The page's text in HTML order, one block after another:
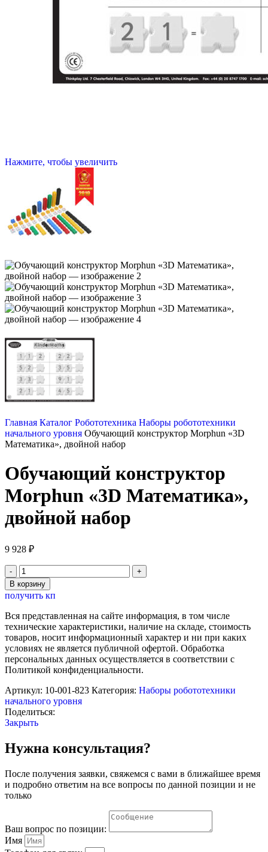
Нажмите, чтобы увеличить
Главная Каталог Робототехника Наборы робототехники
начального уровня Обучающий конструктор Morphun «3D
Математика», двойной набор
Обучающий конструктор
Morphun «3D Математика»,
двойной набор
9 928 ₽
Количество
товара
Обучающий
конструктор
Morphun
«3D
Математика»,
двойной
набор
В корзину
получить кп
Вся представленная на сайте информация, в том числе
технические характеристики, наличие на складе, стоимость
товаров, носит информационный характер и ни при каких
условиях не является публичной офертой. Обработка
персональных данных осуществляется в соответствии с
Политикой конфиденциальности.
Артикул: 10-001-823 Категория: Наборы робототехники
начального уровня
Поделиться:
Закрыть
Нужна консультация?
После получения заявки, свяжемся с вами в ближайшее время
и подробно ответим на все вопросы по данной позиции и не
только
Ваш вопрос по позиции:
Имя